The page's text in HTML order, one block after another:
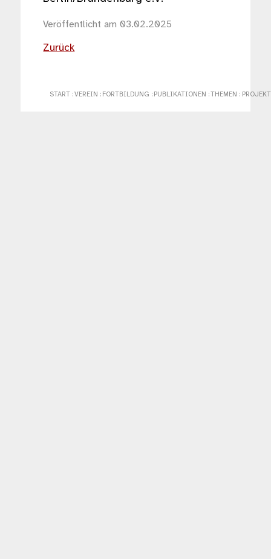
Veröffentlicht am 03.02.2025
Zurück
START: VEREIN : FORTBILDUNG : PUBLIKATIONEN : THEMEN :